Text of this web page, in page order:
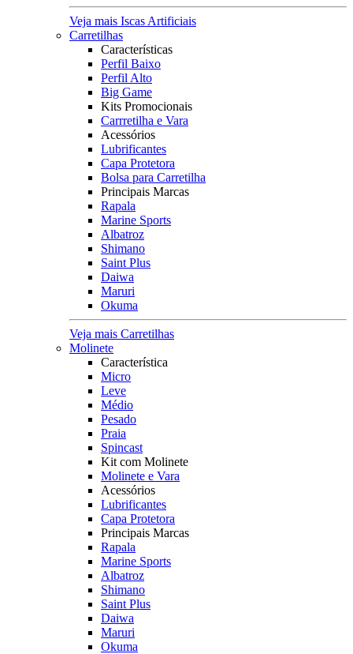
Veja mais Iscas Artificiais
Carretilhas
Características
Perfil Baixo
Perfil Alto
Big Game
Kits Promocionais
Carrretilha e Vara
Acessórios
Lubrificantes
Capa Protetora
Bolsa para Carretilha
Principais Marcas
Rapala
Marine Sports
Albatroz
Shimano
Saint Plus
Daiwa
Maruri
Okuma
Veja mais Carretilhas
Molinete
Característica
Micro
Leve
Médio
Pesado
Praia
Spincast
Kit com Molinete
Molinete e Vara
Acessórios
Lubrificantes
Capa Protetora
Principais Marcas
Rapala
Marine Sports
Albatroz
Shimano
Saint Plus
Daiwa
Maruri
Okuma